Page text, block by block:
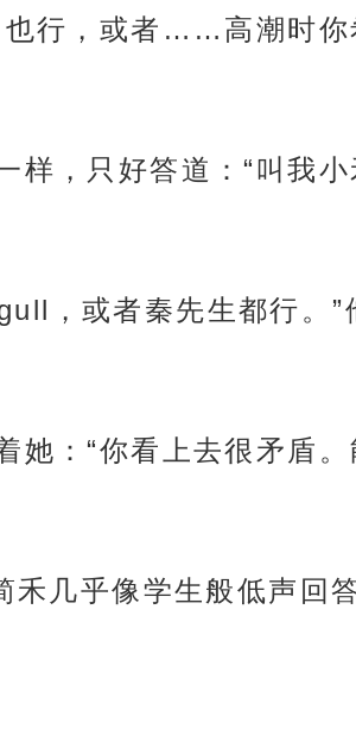
行，或者……高潮时你
，只好答道：“叫我
，或者秦先生都行。
她：“你看上去很矛盾
几乎像学生般低声回答